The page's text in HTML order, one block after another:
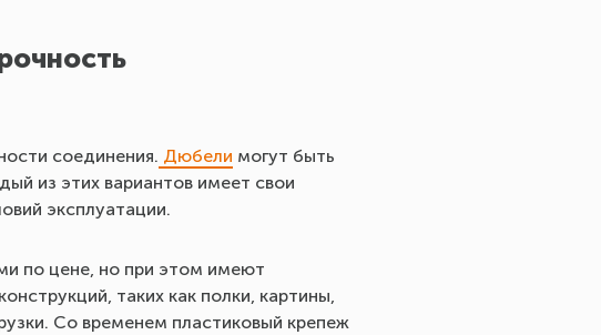
соединения. Дюбели могут быть
из этих вариантов имеет свои
эксплуатации.
по цене, но при этом имеют
таких как полки, картины,
Со временем пластиковый крепеж